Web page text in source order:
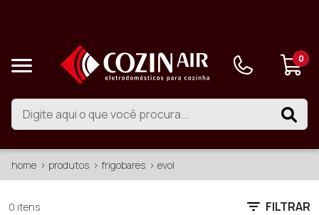
0
home produtos frigobares evol
0 itens FILTRAR